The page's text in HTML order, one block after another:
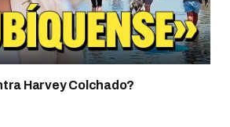
Harvey Colchado?